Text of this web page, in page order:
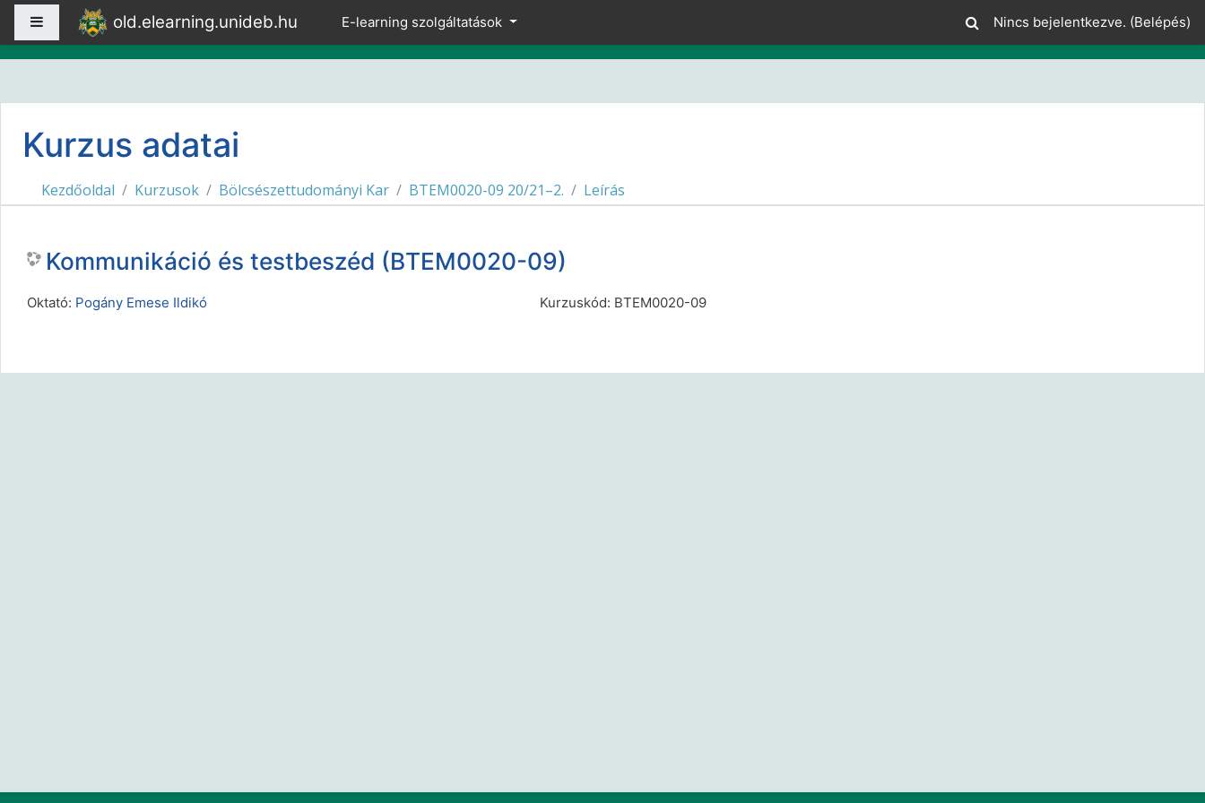
Tovább a fő tartalomhoz
Oldalpanel old.elearning.unideb.hu E-learning szolgáltatások Nincs bejelentkezve. (Belépés)
Kurzus adatai
Kezdőoldal Kurzusok Bölcsészettudományi Kar BTEM0020-09 20/21–2. Leírás
Kommunikáció és testbeszéd (BTEM0020-09)
Kurzuskód: BTEM0020-09
Oktató: Pogány Emese Ildikó